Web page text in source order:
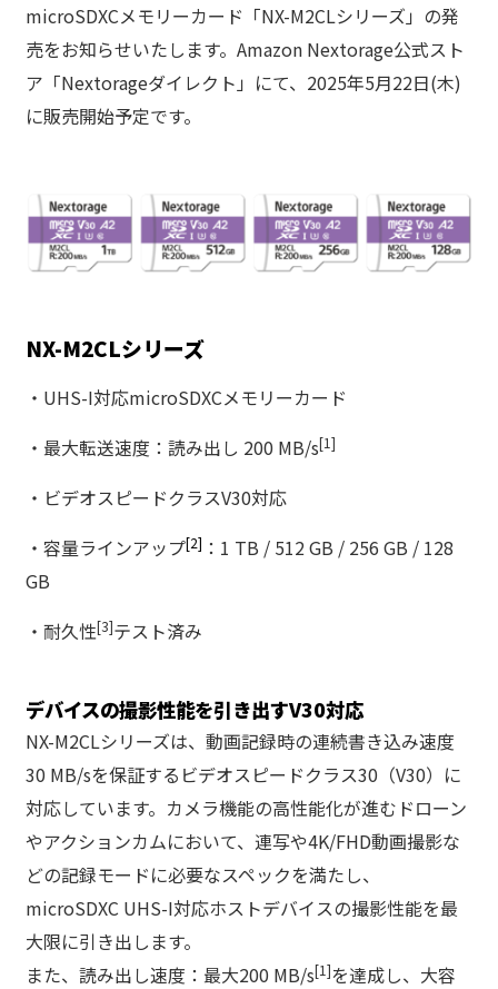
microSDXCメモリーカード「NX-M2CLシリーズ」の発
売をお知らせいたします。Amazon Nextorage公式スト
ア「Nextorageダイレクト」にて、2025年5月22日(木)
に販売開始予定です。
NX-M2CLシリーズ
・UHS-I対応microSDXCメモリーカード
・最大転送速度：読み出し 200 MB/s[1]
・ビデオスピードクラスV30対応
・容量ラインアップ[2] ：1 TB / 512 GB / 256 GB / 128
GB
・耐久性[3]テスト済み
デバイスの撮影性能を引き出すV30対応
NX-M2CLシリーズは、動画記録時の連続書き込み速度
30 MB/sを保証するビデオスピードクラス30（V30）に
対応しています。カメラ機能の高性能化が進むドローン
やアクションカムにおいて、連写や4K/FHD動画撮影な
どの記録モードに必要なスペックを満たし、
microSDXC UHS-I対応ホストデバイスの撮影性能を最
大限に引き出します。
また、読み出し速度：最大200 MB/s[1]を達成し、大容